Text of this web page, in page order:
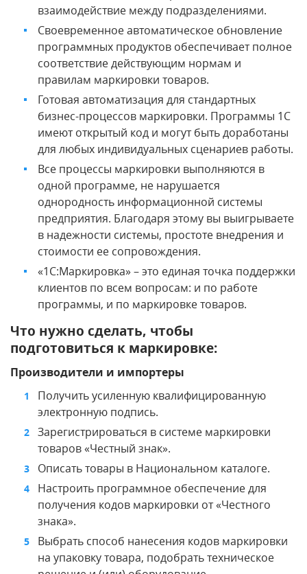
взаимодействие между подразделениями.
Своевременное автоматическое обновление
программных продуктов обеспечивает полное
соответствие действующим нормам и
правилам маркировки товаров.
Готовая автоматизация для стандартных
бизнес-процессов маркировки. Программы 1С
имеют открытый код и могут быть доработаны
для любых индивидуальных сценариев работы.
Все процессы маркировки выполняются в
одной программе, не нарушается
однородность информационной системы
предприятия. Благодаря этому вы выигрываете
в надежности системы, простоте внедрения и
стоимости ее сопровождения.
«1С:Маркировка» – это единая точка поддержки
клиентов по всем вопросам: и по работе
программы, и по маркировке товаров.
Что нужно сделать, чтобы
подготовиться к маркировке:
Производители и импортеры
Получить усиленную квалифицированную
электронную подпись.
Зарегистрироваться в системе маркировки
товаров «Честный знак».
Описать товары в Национальном каталоге.
Настроить программное обеспечение для
получения кодов маркировки от «Честного
знака».
Выбрать способ нанесения кодов маркировки
на упаковку товара, подобрать техническое